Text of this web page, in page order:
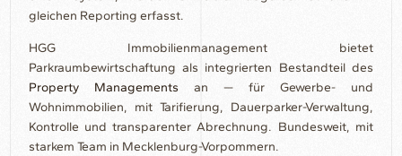
gleichen Reporting erfasst.
HGG Immobilienmanagement bietet
Parkraumbewirtschaftung als integrierten Bestandteil des
Property Managements an — für Gewerbe- und
Wohnimmobilien, mit Tarifierung, Dauerparker-Verwaltung,
Kontrolle und transparenter Abrechnung. Bundesweit, mit
starkem Team in Mecklenburg-Vorpommern.